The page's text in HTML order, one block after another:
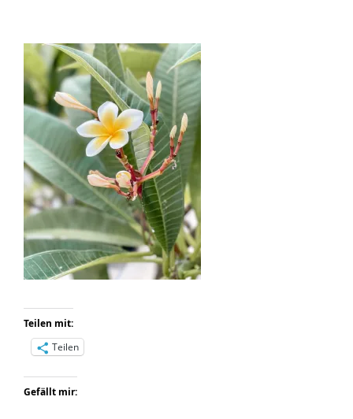
Teilen mit:
Teilen
Gefällt mir: